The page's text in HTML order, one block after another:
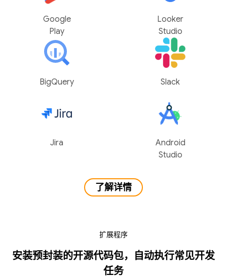
Google
Play
Looker
Studio
BigQuery Slack
Jira
Android
Studio
了解详情
扩展程序
安装预封装的开源代码包，自动执行常见开发
任务